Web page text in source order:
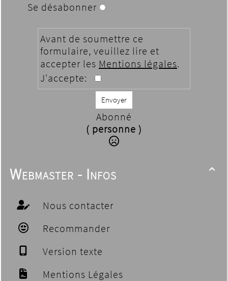
Se désabonner
Avant de soumettre ce
formulaire, veuillez lire et
accepter les Mentions légales.
J'accepte:
Envoyer
Abonné
( personne )

Webmaster - Infos
Nous contacter
Recommander
Version texte
Mentions Légales